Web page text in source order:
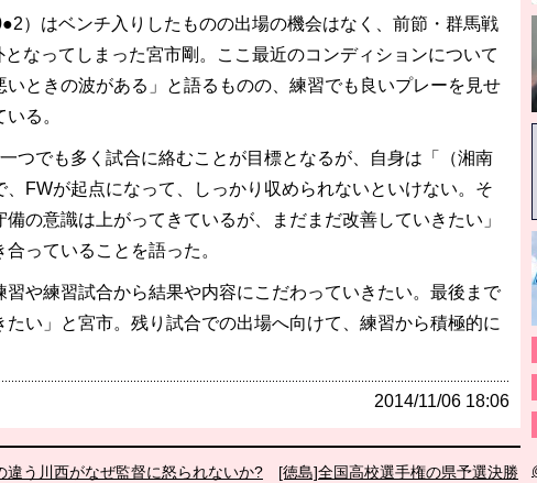
）はベンチ入りしたものの出場の機会はなく、前節・群馬戦
となってしまった宮市剛。ここ最近のコンディションについて
ときの波がある」と語るものの、練習でも良いプレーを見せ
る。
つでも多く試合に絡むことが目標となるが、自身は「（湘南
FWが起点になって、しっかり収められないといけない。そ
の意識は上がってきているが、まだまだ改善していきたい」
っていることを語った。
習や練習試合から結果や内容にこだわっていきたい。最後まで
い」と宮市。残り試合での出場へ向けて、練習から積極的に
2014/11/06 18:06
う川西がなぜ監督に怒られないか? [徳島]全国高校選手権の県予選決勝